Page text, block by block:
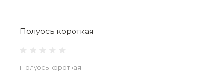
Полуось короткая
Полуось короткая